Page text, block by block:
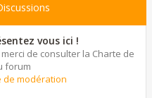
vous ici !
de consulter la Charte de
forum
de modération